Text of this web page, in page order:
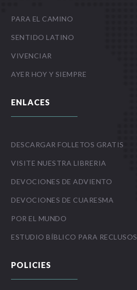
PARA EL CAMINO
SENTIDO LATINO
VIVENCIAR
AYER HOY Y SIEMPRE
ENLACES
DESCARGAR FOLLETOS GRATIS
VISITE NUESTRA LIBRERIA
DEVOCIONES DE ADVIENTO
DEVOCIONES DE CUARESMA
POR EL MUNDO
ESTUDIO BÍBLICO PARA RECLUSOS
POLICIES